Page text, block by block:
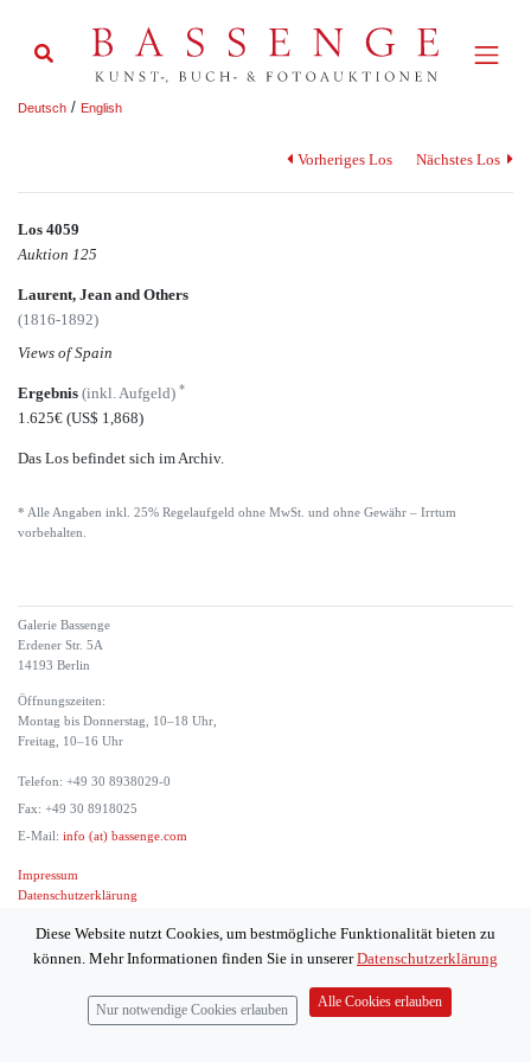
Deutsch / English
Vorheriges Los Nächstes Los
Los 4059
Auktion 125
Laurent, Jean and Others
(1816-1892)
Views of Spain
Ergebnis (inkl. Aufgeld) *
1.625€ (US$ 1,868)
Das Los befindet sich im Archiv.
* Alle Angaben inkl. 25% Regelaufgeld ohne MwSt. und ohne Gewähr – Irrtum
vorbehalten.
Galerie Bassenge
Erdener Str. 5A
14193 Berlin
Öffnungszeiten:
Montag bis Donnerstag, 10–18 Uhr,
Freitag, 10–16 Uhr
Telefon: +49 30 8938029-0
Fax: +49 30 8918025
E-Mail: info (at) bassenge.com
Impressum
Datenschutzerklärung
Diese Website nutzt Cookies, um bestmögliche Funktionalität bieten zu
können. Mehr Informationen finden Sie in unsererDatenschutzerklärung
Nur notwendige Cookies erlauben
Alle Cookies erlauben